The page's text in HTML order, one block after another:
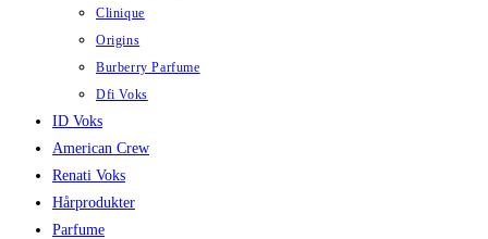
Clinique
Origins
Burberry Parfume
Dfi Voks
ID Voks
American Crew
Renati Voks
Hårprodukter
Parfume